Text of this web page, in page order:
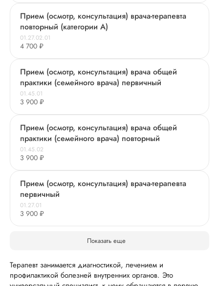
Прием (осмотр, консультация) врача-терапевта
повторный (категории А)
01.27.02.01
4 700 ₽
Прием (осмотр, консультация) врача общей
практики (семейного врача) первичный
01.45.01
3 900 ₽
Прием (осмотр, консультация) врача общей
практики (семейного врача) повторный
01.45.02
3 900 ₽
Прием (осмотр, консультация) врача-терапевта
первичный
01.27.01
3 900 ₽
Показать еще
Терапевт занимается диагностикой, лечением и
профилактикой болезней внутренних органов. Это